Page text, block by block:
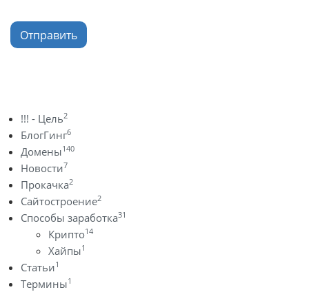
Отправить
!!! - Цель2
БлогГинг6
Домены140
Новости7
Прокачка2
Сайтостроение2
Способы заработка31
Крипто14
Хайпы1
Статьи1
Термины1